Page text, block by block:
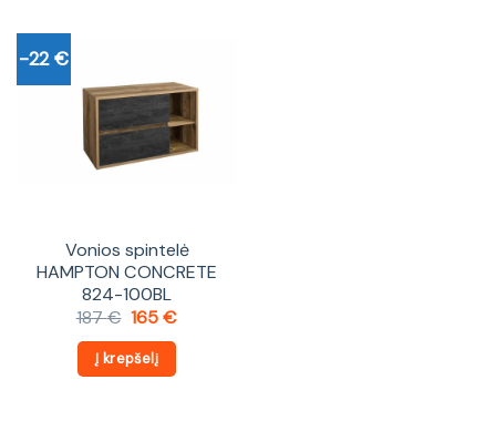
-22 €
Vonios spintelė
HAMPTON CONCRETE
824-100BL
187€ Original
was:
187 €.
165€Current
Į krepšelį